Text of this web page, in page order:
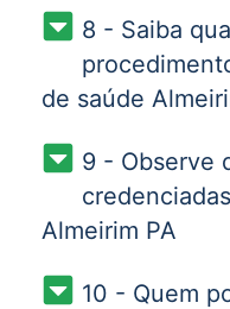
8 - Saiba
de saúde
9 - Observe
Almeirim PA
10 - Quem